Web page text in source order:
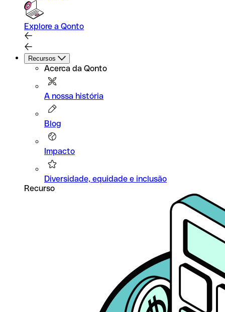
Explore a Qonto
Recursos
Acerca da Qonto
A nossa história
Blog
Impacto
Diversidade, equidade e inclusão
Recurso